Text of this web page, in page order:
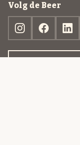
Volg de Beer